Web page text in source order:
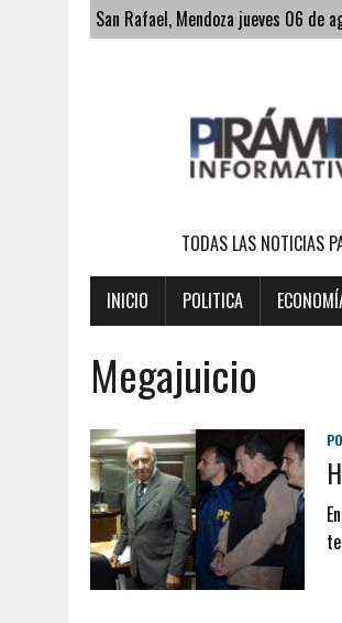
San Rafael, Mendoza jueves 06 de
TODAS LAS NOTICIAS
INICIO POLITICA
Megajuicio